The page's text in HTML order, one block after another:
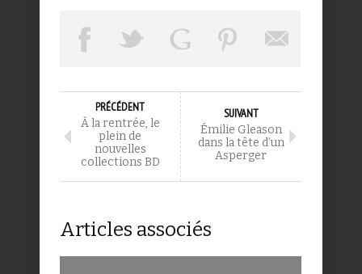
PRÉCÉDENT
À la rentrée, le
plein de
nouvelles
collections BD
SUIVANT
Émilie Gleason
dans la tête d’un
Asperger
Articles associés